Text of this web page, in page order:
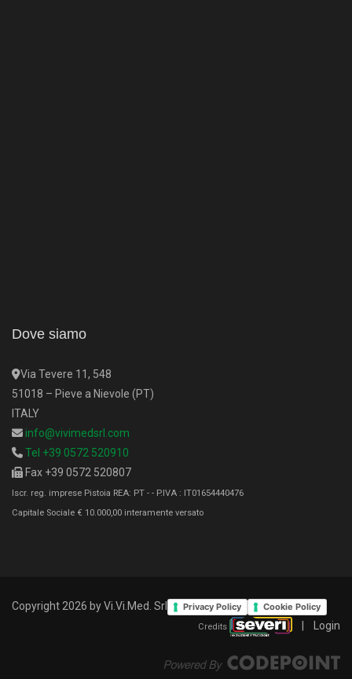
Dove siamo
Via Tevere 11, 548
51018 – Pieve a Nievole (PT)
ITALY
info@vivimedsrl.com
Tel +39 0572 520910
Fax +39 0572 520807
Iscr. reg. imprese Pistoia REA: PT - - P.IVA : IT01654440476
Capitale Sociale € 10.000,00 interamente versato
Copyright 2026 by Vi.Vi.Med. Srl Privacy Policy Cookie Policy
Credits Login